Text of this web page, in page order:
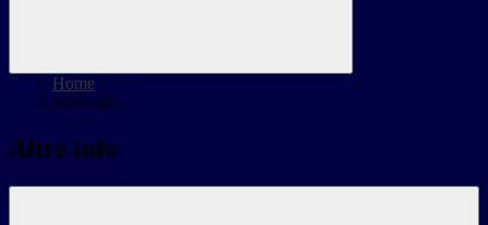
Home >
Altre info
Altre info